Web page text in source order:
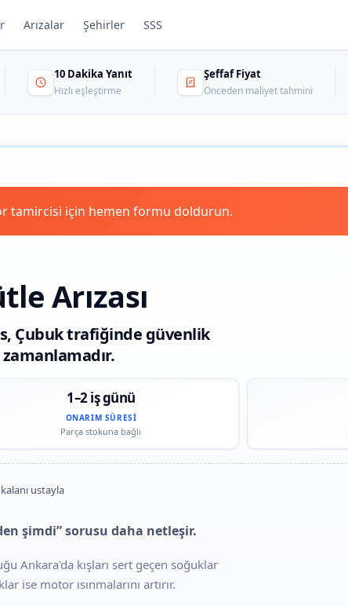
Arızalar Şehirler SSS
10 Dakika Yanıt
Hızlı eşleştirme
Şeffaf Fiyat
Önceden maliyet tahmini
tamircisi için hemen formu doldurun.
Arızası
Çubuk trafiğinde güvenlik
1–2 iş günü
ONARIM SÜRESI
Parça stokuna bağlı
ustayla
şimdi” sorusu daha netleşir.
Ankara'da kışları sert geçen soğuklar
ise motor ısınmalarını artırır.